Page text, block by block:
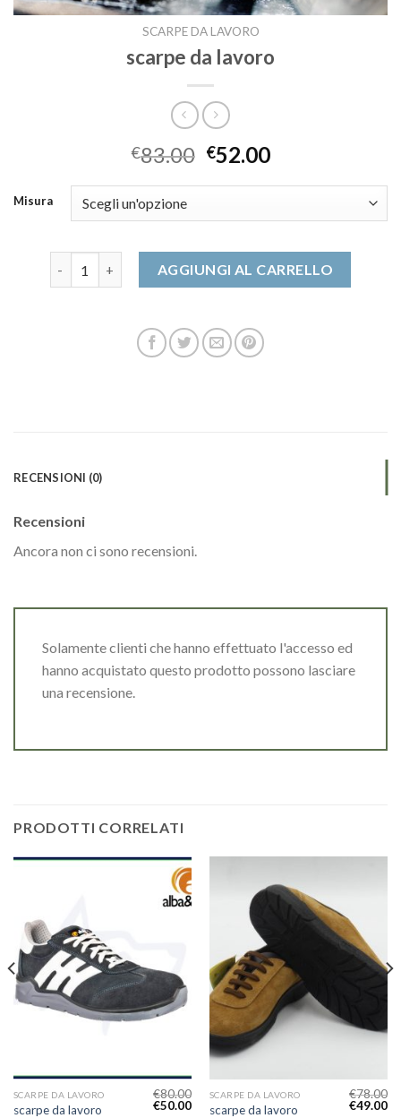
SCARPE DA LAVORO
scarpe da lavoro
€83.00 €52.00
Misura
AGGIUNGI AL CARRELLO
RECENSIONI (0)
Recensioni
Ancora non ci sono recensioni.
Solamente clienti che hanno effettuato l'accesso ed
hanno acquistato questo prodotto possono lasciare
una recensione.
PRODOTTI CORRELATI
SCARPE DA LAVORO
scarpe da lavoro
€80.00
€50.00
SCARPE DA LAVORO
scarpe da lavoro
€78.00
€49.00